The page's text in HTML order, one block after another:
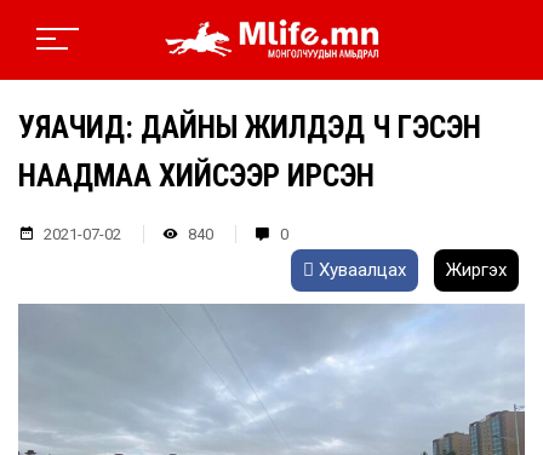
УЯАЧИД: ДАЙНЫ ЖИЛҮҮДЭД Ч ГЭСЭН
НААДМАА ХИЙСЭЭР ИРСЭН
2021-07-02 840 0
Хуваалцах Жиргэх